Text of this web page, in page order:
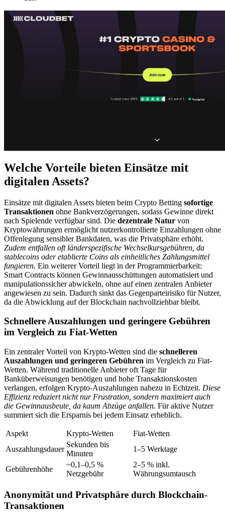
Welche Vorteile bieten Einsätze mit
digitalen Assets?
Einsätze mit digitalen Assets bieten beim Crypto Betting sofortige
Transaktionen ohne Bankverzögerungen, sodass Gewinne direkt
nach Spielende verfügbar sind. Die dezentrale Natur von
Kryptowährungen ermöglicht nutzerkontrollierte Einzahlungen ohne
Offenlegung sensibler Bankdaten, was die Privatsphäre erhöht.
Zudem entfallen oft länderspezifische Wechselkursgebühren, da
stablecoins oder etablierte Coins als einheitliches Zahlungsmittel
fungieren. Ein weiterer Vorteil liegt in der Programmierbarkeit:
Smart Contracts können Gewinnausschüttungen automatisiert und
manipulationssicher abwickeln, ohne auf einen zentralen Anbieter
angewiesen zu sein. Dadurch sinkt das Gegenparteirisiko für Nutzer,
da die Abwicklung auf der Blockchain nachvollziehbar bleibt.
Schnellere Auszahlungen und geringere Gebühren
im Vergleich zu Fiat-Wetten
Ein zentraler Vorteil von Krypto-Wetten sind die schnelleren
Auszahlungen und geringeren Gebühren im Vergleich zu Fiat-
Wetten. Während traditionelle Anbieter oft Tage für
Banküberweisungen benötigen und hohe Transaktionskosten
verlangen, erfolgen Krypto-Auszahlungen nahezu in Echtzeit. Diese
Effizienz reduziert nicht nur Frustration, sondern maximiert auch
die Gewinnausbeute, da kaum Abzüge anfallen. Für aktive Nutzer
summiert sich die Ersparnis bei jedem Einsatz erheblich.
Aspekt Krypto-Wetten
Fiat-Wetten
Auszahlungsdauer
Sekunden bis
Minuten
1–5 Werktage
Gebührenhöhe
~0,1–0,5 %
Netzgebühr
2–5 % inkl.
Währungsumtausch
Anonymität und Privatsphäre durch Blockchain-
Transaktionen